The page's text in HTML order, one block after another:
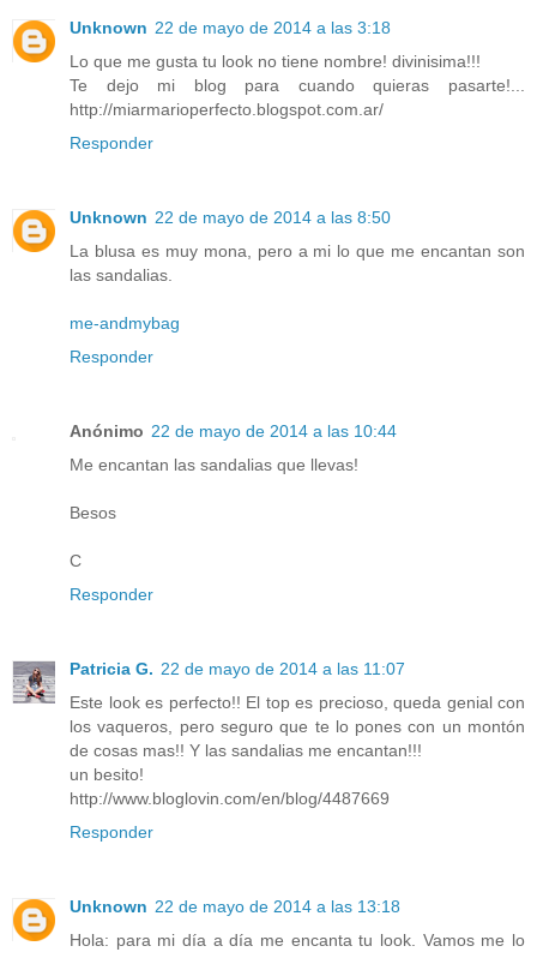
Unknown 22 de mayo de 2014 a las 3:18
Lo que me gusta tu look no tiene nombre! divinisima!!!
Te dejo mi blog para cuando quieras pasarte!...
http://miarmarioperfecto.blogspot.com.ar/
Responder
Unknown 22 de mayo de 2014 a las 8:50
La blusa es muy mona, pero a mi lo que me encantan son
las sandalias.
me-andmybag
Responder
Anónimo 22 de mayo de 2014 a las 10:44
Me encantan las sandalias que llevas!
Besos
C
Responder
Patricia G. 22 de mayo de 2014 a las 11:07
Este look es perfecto!! El top es precioso, queda genial con
los vaqueros, pero seguro que te lo pones con un montón
de cosas mas!! Y las sandalias me encantan!!!
un besito!
http://www.bloglovin.com/en/blog/4487669
Responder
Unknown 22 de mayo de 2014 a las 13:18
Hola: para mi día a día me encanta tu look. Vamos me lo